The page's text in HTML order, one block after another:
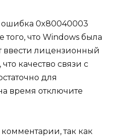
ошибка 0x80040003
что Windows была
ввести лицензионный
качество связи с
для
время отключите
так как